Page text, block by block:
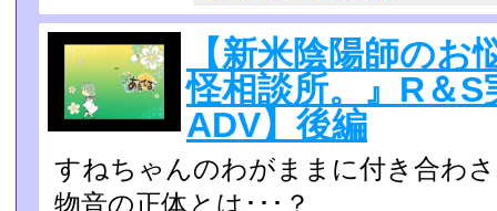
【新米陰陽師のお
怪相談所。』R＆S
ADV】後編
すねちゃんのわがままに付き合わ
物音の正体とは･･･？